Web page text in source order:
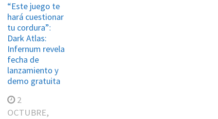
“Este juego te
hará cuestionar
tu cordura”:
Dark Atlas:
Infernum revela
fecha de
lanzamiento y
demo gratuita
2
OCTUBRE,